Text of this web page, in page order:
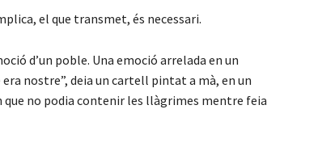
el que transmet, és necessari.
d’un poble. Una emoció arrelada en un
nostre”, deia un cartell pintat a mà, en un
no podia contenir les llàgrimes mentre feia